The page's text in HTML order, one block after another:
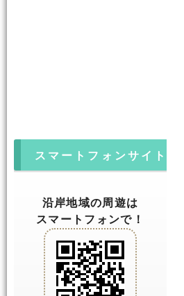
スマートフォンサイト
沿岸地域の周遊は
スマートフォンで！